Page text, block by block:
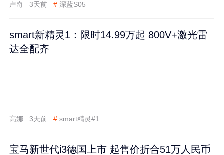
卢奇 3天前 # 深蓝S05
smart新精灵1：限时14.99万起 800V+激光雷
达全配齐
高娜 3天前 # smart精灵#1
宝马新世代i3德国上市 起售价折合51万人民币